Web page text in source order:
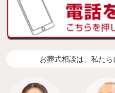
お葬式相談は、私たち